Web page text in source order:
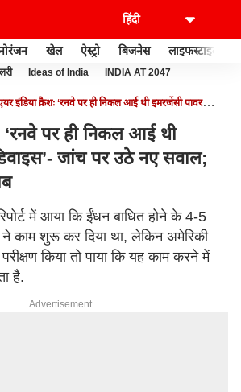
खेल ऐस्ट्रो बिजनेस लाइफस्टाइल
Ideas of India INDIA AT 2047
इंडिया क्रैशः ‘रनवे पर ही निकल आई थी इमरजेंसी पावर
‘रनवे पर ही निकल आई थी
जांच पर उठे नए सवाल;
में आया कि ईंधन बाधित होने के 4-5
काम शुरू कर दिया था, लेकिन अमेरिकी
किया तो पाया कि यह काम करने में
है.
Advertisement